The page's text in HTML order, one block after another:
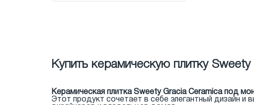
Купить керамическую плитку
Керамическая плитка Sweety Gracia Ceramica под
Этот продукт сочетает в себе элегантный дизайн и